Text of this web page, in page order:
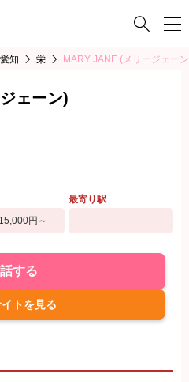

愛知 栄 MARY JANE (メリージェー
ェーン)
円～
最寄り駅
-
する
トを見る